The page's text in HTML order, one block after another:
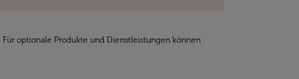
optionale Produkte und Dienstleistungen können